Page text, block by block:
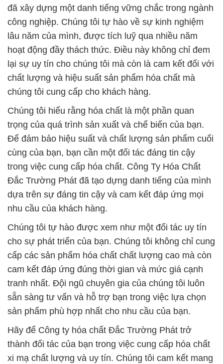
đã xây dựng một danh tiếng vững chắc trong ngành
công nghiệp. Chúng tôi tự hào về sự kinh nghiệm
lâu năm của mình, được tích luỹ qua nhiều năm
hoạt động đầy thách thức. Điều này không chỉ đem
lại sự uy tín cho chúng tôi mà còn là cam kết đối với
chất lượng và hiệu suất sản phẩm hóa chất mà
chúng tôi cung cấp cho khách hàng.
Chúng tôi hiểu rằng hóa chất là một phần quan
trọng của quá trình sản xuất và chế biến của bạn.
Để đảm bảo hiệu suất và chất lượng sản phẩm cuối
cùng của bạn, bạn cần một đối tác đáng tin cậy
trong việc cung cấp hóa chất. Công Ty Hóa Chất
Đắc Trường Phát đã tạo dựng danh tiếng của mình
dựa trên sự đáng tin cậy và cam kết đáp ứng mọi
nhu cầu của khách hàng.
Chúng tôi tự hào được xem như một đối tác uy tín
cho sự phát triển của bạn. Chúng tôi không chỉ cung
cấp các sản phẩm hóa chất chất lượng cao mà còn
cam kết đáp ứng đúng thời gian và mức giá cạnh
tranh nhất. Đội ngũ chuyên gia của chúng tôi luôn
sẵn sàng tư vấn và hỗ trợ bạn trong việc lựa chọn
sản phẩm phù hợp nhất cho nhu cầu của bạn.
Hãy để Công ty hóa chất Đắc Trường Phát trở
thành đối tác của bạn trong việc cung cấp hóa chất
xi mạ chất lượng và uy tín. Chúng tôi cam kết mang